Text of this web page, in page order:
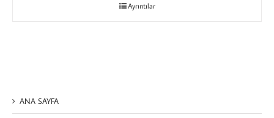
Ayrıntılar
ANA SAYFA